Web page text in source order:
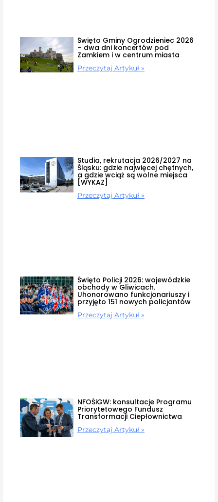
Święto Gminy Ogrodzieniec 2026
– dwa dni koncertów pod
Zamkiem i w centrum miasta
Przeczytaj Artykuł »
Studia, rekrutacja 2026/2027 na
Śląsku: gdzie najwięcej chętnych,
a gdzie wciąż są wolne miejsca
[WYKAZ]
Przeczytaj Artykuł »
Święto Policji 2026: wojewódzkie
obchody w Gliwicach.
Uhonorowano funkcjonariuszy i
przyjęto 151 nowych policjantów
Przeczytaj Artykuł »
NFOŚiGW: konsultacje Programu
Priorytetowego Fundusz
Transformacji Ciepłownictwa
Przeczytaj Artykuł »